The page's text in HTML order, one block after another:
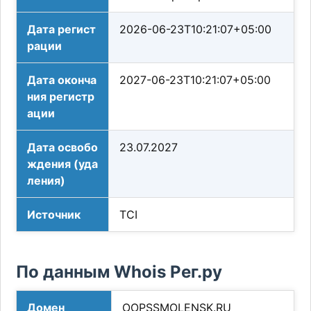
Дата регист
рации
2026-06-23T10:21:07+05:00
Дата оконча
ния регистр
ации
2027-06-23T10:21:07+05:00
Дата освобо
ждения (уда
ления)
23.07.2027
Источник TCI
По данным Whois Рег.ру
Домен OOPSSMOLENSK.RU